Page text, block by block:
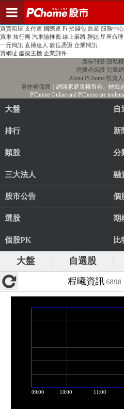
PChome首頁 線上購物 24h購物 書店
買賣租屋 支付連 國際連 Pi 拍錢包 旅遊 服務中心
買車 旅行團 汽車險推薦 線上麻將 雜誌 星座命理
一元簡訊 直播達人 數位憑證 企業簡訊
買網址 虛擬主機 企業郵件
廣告刊登 隱私
消費者保護 兒童
About PChome 投資
著作權保護 ｜網路家庭版權所有、轉載
PChome Online and PChome are
大盤 自
排行 新
類股 分
三大法人 融
股市公告 個
選股 期
個股PK 比
大盤 自選股
程曦資訊6898